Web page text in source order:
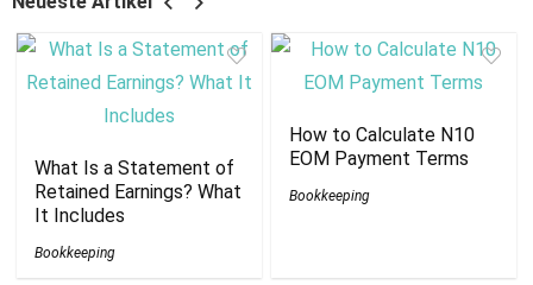
What Is a Statement of
Retained Earnings? What
It Includes
Bookkeeping
How to Calculate N10
EOM Payment Terms
Bookkeeping